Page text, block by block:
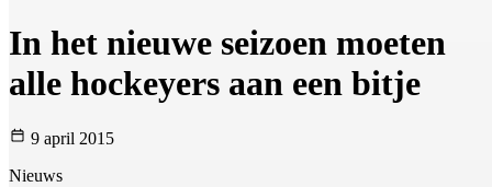
In het nieuwe seizoen moeten
alle hockeyers aan een bitje
9 april 2015
Nieuws